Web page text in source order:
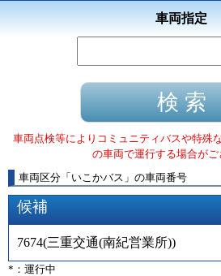
車両指定
車両点検等によりコミュニティバスや特殊
の車両で運行する場合がご
車両区分 「 いこかバス 」 の車両番号
候補
7674(三重交通(南紀営業所))
*：運行中